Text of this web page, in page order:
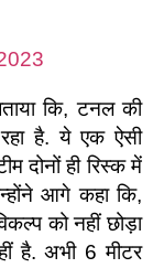
कि, टनल की
है. ये एक ऐसी
दोनों ही रिस्क में
आगे कहा कि,
को नहीं छोड़ा
है. अभी 6 मीटर